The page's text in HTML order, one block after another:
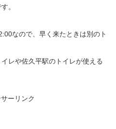
。
なので、早く来たときは別のト
レや佐久平駅のトイレが使える
ーリンク